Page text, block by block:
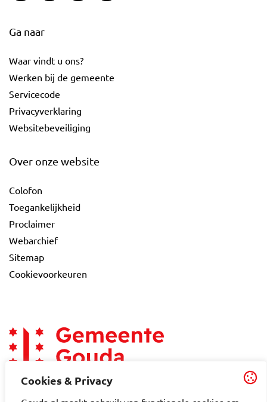
Cookies & Privacy
Ga naar
Waar vindt u ons?
Werken bij de gemeente
Servicecode
Privacyverklaring
Websitebeveiliging
Over onze website
Colofon
Toegankelijkheid
Proclaimer
Webarchief
Sitemap
Cookievoorkeuren